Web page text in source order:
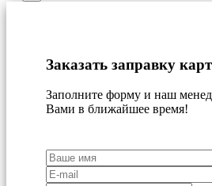
Заказать заправку
Заполните форму и наш
Вами в ближайшее время!